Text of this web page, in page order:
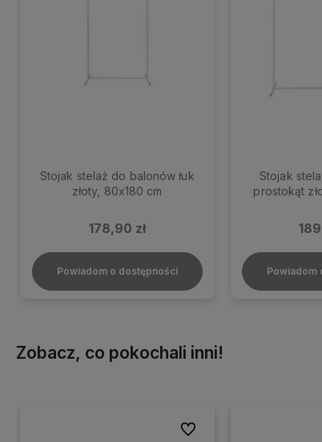
Stojak stelaż do balonów łuk
złoty, 80x180 cm
178,90 zł
Powiadom o dostępności
Stojak
prostokąt
Powiadom
Zobacz, co pokochali inni!
Do ulubionych